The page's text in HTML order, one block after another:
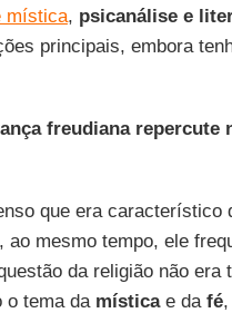
mística, psicanálise e
principais, embora
freudiana repercute
que era característico
ao mesmo tempo, ele
da religião não era
o tema da místicae da fé,